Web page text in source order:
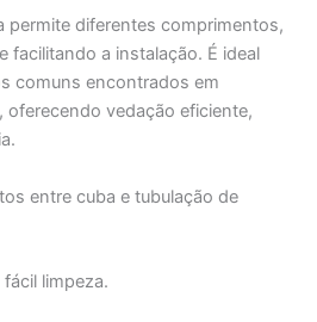
permite diferentes comprimentos,
facilitando a instalação. É ideal
comuns encontrados em
oferecendo vedação eficiente,
entre cuba e tubulação de
limpeza.